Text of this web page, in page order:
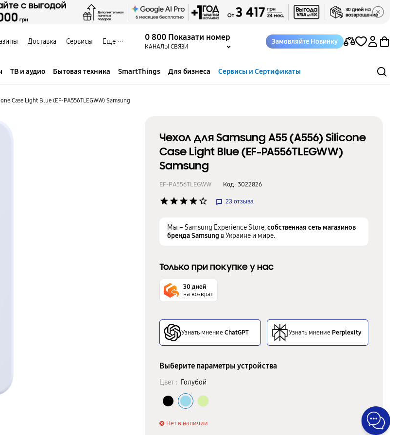
Доставка Сервисы Еще 0 800 Показати номер
КАНАЛЫ СВЯЗИ
Замовляйте Новинку
ТВ и аудио Бытовая техника SmartThings Для бизнеса Сервисы и Сертификаты
Case Light Blue (EF-PA556TLEGWW) Samsung
Чехол для Samsung A55 (A556) Silicone
Case Light Blue (EF-PA556TLEGWW)
Samsung
EF-PA556TLEGWW Код: 3022826
star star star star star_border 23 отзыва
Мы – Samsung Experience Store,собственная сеть магазинов
бренда Samsung в Украине и мире.
Только при покупке у нас
Узнать мнениеChatGPT Узнать мнение Perplexity
Выберите параметры устройства
Цвет : Голубой
Нет в наличии